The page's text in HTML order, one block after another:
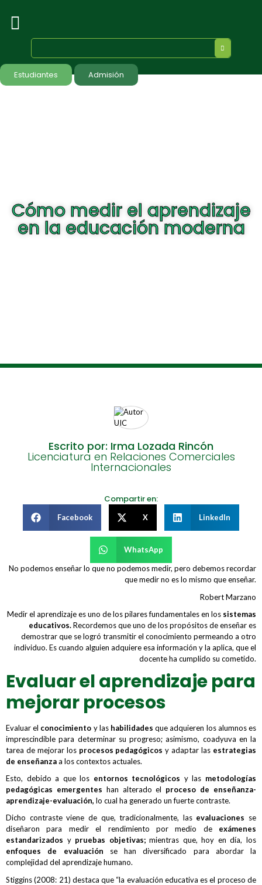
Estudiantes Admisión
Cómo medir el aprendizaje
en la educación moderna
Escrito por: Irma Lozada Rincón
Licenciatura en Relaciones Comerciales
Internacionales
Compartir en:
Facebook X LinkedIn
WhatsApp
No podemos enseñar lo que no podemos medir, pero debemos recordar
que medir no es lo mismo que enseñar.
Robert Marzano
Medir el aprendizaje es uno de los pilares fundamentales en los sistemas
educativos.Recordemos que uno de los propósitos de enseñar es
demostrar que se logró transmitir el conocimiento permeando a otro
individuo. Es cuando alguien adquiere esa información y la aplica, que el
docente ha cumplido su cometido.
Evaluar el aprendizaje para
mejorar procesos
Evaluar el conocimiento y las habilidades que adquieren los alumnos es
imprescindible para determinar su progreso; asimismo, coadyuva en la
tarea de mejorar los procesos pedagógicos y adaptar las estrategias
de enseñanzaa los contextos actuales.
Esto, debido a que los entornos tecnológicos y las metodologías
pedagógicas emergentes han alterado el proceso de enseñanza-
aprendizaje-evaluación, lo cual ha generado un fuerte contraste.
Dicho contraste viene de que, tradicionalmente, las evaluaciones se
diseñaron para medir el rendimiento por medio de exámenes
estandarizados y pruebas objetivas;mientras que, hoy en día, los
enfoques de evaluación se han diversificado para abordar la
complejidad del aprendizaje humano.
Stiggins (2008: 21) destaca que “la evaluación educativa es el proceso de